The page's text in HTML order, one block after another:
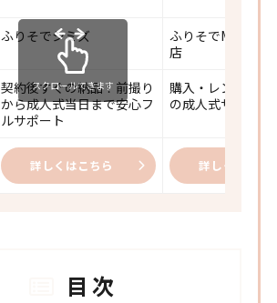
ふりそでシミズ
ふりそでMODE
店
契約後すぐの納品！前撮り
から成人式当日まで安心フ
ルサポート
購入・レンタル対
の成人式サポート
詳しくはこちら 詳しくはこち
スクロールできます
目次